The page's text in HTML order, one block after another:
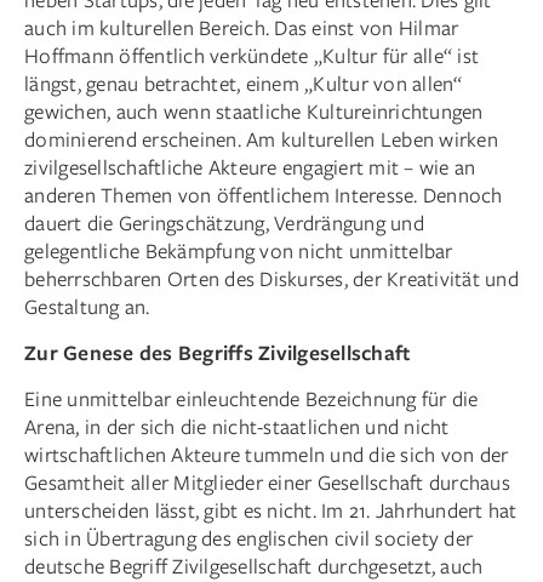
auch im kulturellen Bereich. Das einst von Hilmar
Hoffmann öffentlich verkündete „Kultur für alle“ ist
längst, genau betrachtet, einem „Kultur von allen“
gewichen, auch wenn staatliche Kultureinrichtungen
dominierend erscheinen. Am kulturellen Leben wirken
zivilgesellschaftliche Akteure engagiert mit – wie an
anderen Themen von öffentlichem Interesse. Dennoch
dauert die Geringschätzung, Verdrängung und
gelegentliche Bekämpfung von nicht unmittelbar
beherrschbaren Orten des Diskurses, der Kreativität und
Gestaltung an.
Zur Genese des Begriffs Zivilgesellschaft
Eine unmittelbar einleuchtende Bezeichnung für die
Arena, in der sich die nicht-staatlichen und nicht
wirtschaftlichen Akteure tummeln und die sich von der
Gesamtheit aller Mitglieder einer Gesellschaft durchaus
unterscheiden lässt, gibt es nicht. Im 21. Jahrhundert hat
sich in Übertragung des englischen civil society der
deutsche Begriff Zivilgesellschaft durchgesetzt, auch